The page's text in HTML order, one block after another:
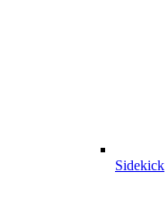
Sidekick